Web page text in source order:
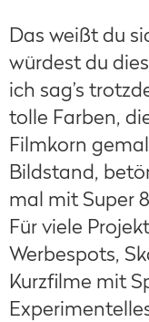
Das weißt du
würdest du
ich sag’s
tolle Farben,
Filmkorn
Bildstand,
mal mit Super
Für viele
Werbespots,
Kurzfilme mit